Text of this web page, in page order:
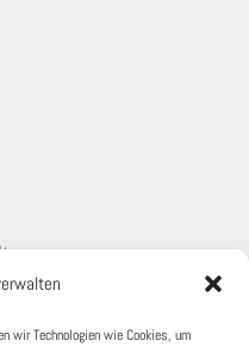
wir Technologien wie Cookies, um